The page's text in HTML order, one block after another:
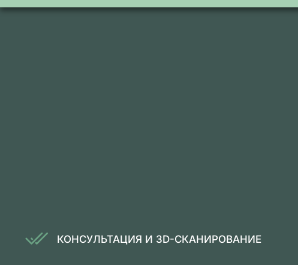
КОНСУЛЬТАЦИЯ И 3D-СКАНИРОВАНИЕ